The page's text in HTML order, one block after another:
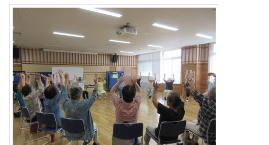
へ
移
動
移
動